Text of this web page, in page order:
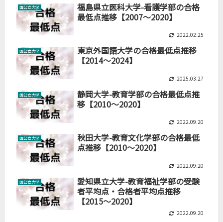
国公立大学
福島県立医科大学-看護学部の合格
最低点推移【2007～2020】
2022.02.25
国公立大学
東京外国語大学の合格最低点推移
【2014～2024】
2025.03.27
国公立大学
静岡大学-教育学部の合格最低点推
移【2010～2020】
2022.09.20
国公立大学
秋田大学-教育文化学部の合格最低
点推移【2010～2020】
2022.09.20
国公立大学
愛知県立大学-教育福祉学部の受験
者平均点・合格者平均点推移
【2015～2020】
2022.09.20